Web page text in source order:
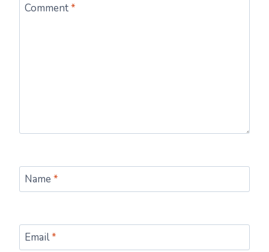
Comment*
Name *
Email*